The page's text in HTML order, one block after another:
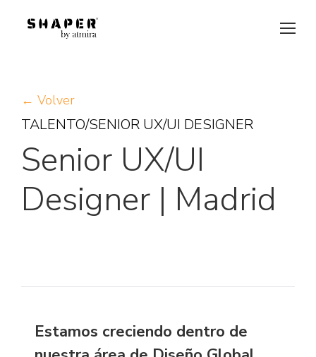
← Volver
TALENTO/SENIOR UX/UI DESIGNER
Senior UX/UI
Designer | Madrid
Estamos creciendo dentro de